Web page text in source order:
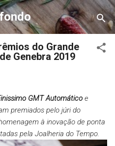
principal
do Grande
Genebra 2019
GMT Automático e
premiados pelo júri do
à inovação de ponta
pela Joalheria do Tempo.